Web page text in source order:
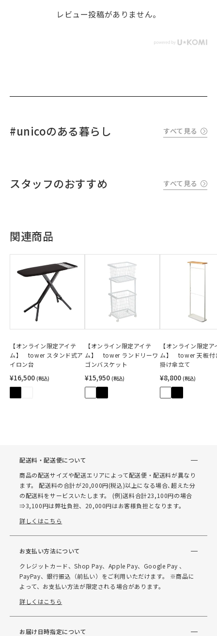
レビュー投稿がありません。
#unicoのある暮らし すべて見る
スタッフのおすすめ すべて見る
関連商品
【オンライン限定アイテ
ム】 tower スタンド式ア
イロン台
¥16,500 (税込)
【オンライン限定アイテ
ム】 tower ランドリーワ
ゴンバスケット
¥15,950 (税込)
【オンライン限定ア
ム】 tower 天板付
掛け傘立て
¥8,800 (税込)
配送料・配送便について
商品の配送サイズや配送エリアによって配送便・配送料が異なり
ます。 配送料の合計が20,000円(税込)以上になる場合､超えた分
の配送料をサービスいたします。 (例)送料合計23,100円の場合
⇒3,100円は弊社負担、20,000円はお客様負担となります。
詳しくはこちら
お支払い方法について
クレジットカード、Shop Pay、Apple Pay、Google Pay 、
PayPay、銀行振込（前払い）をご利用いただけます。 ※商品に
よって、お支払い方法が限定される場合があります。
詳しくはこちら
お届け日時指定について